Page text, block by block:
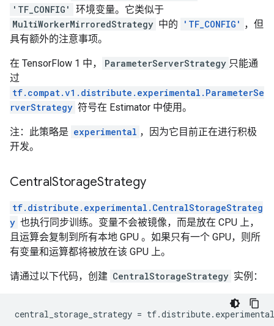
'TF_CONFIG'
环境变量。它类似于
MultiWorkerMirroredStrategy 中的 'TF_CONFIG' ，但
具有额外的注意事项。
在 TensorFlow 1 中， ParameterServerStrategy 只能通
过
tf.compat.v1.distribute.experimental.ParameterSe
rverStrategy 符号在 Estimator 中使用。
注：此策略是 experimental ，因为它目前正在进行积极
开发。
CentralStorageStrategy
tf.distribute.experimental.CentralStorageStrateg
y 也执行同步训练。变量不会被镜像，而是放在 CPU 上，
且运算会复制到所有本地 GPU 。如果只有一个 GPU，则所
有变量和运算都将被放在该 GPU 上。
请通过以下代码，创建 CentralStorageStrategy 实例：
central_storage_strategy = tf.distribute. experimental